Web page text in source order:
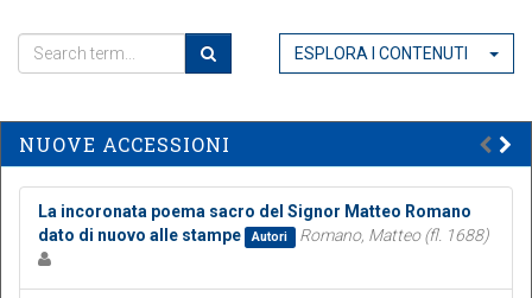
ESPLORA I CONTENUTI
NUOVE ACCESSIONI
La incoronata poema sacro del Signor Matteo Romano
dato di nuovo alle stampe
Autori Romano, Matteo (fl. 1688)